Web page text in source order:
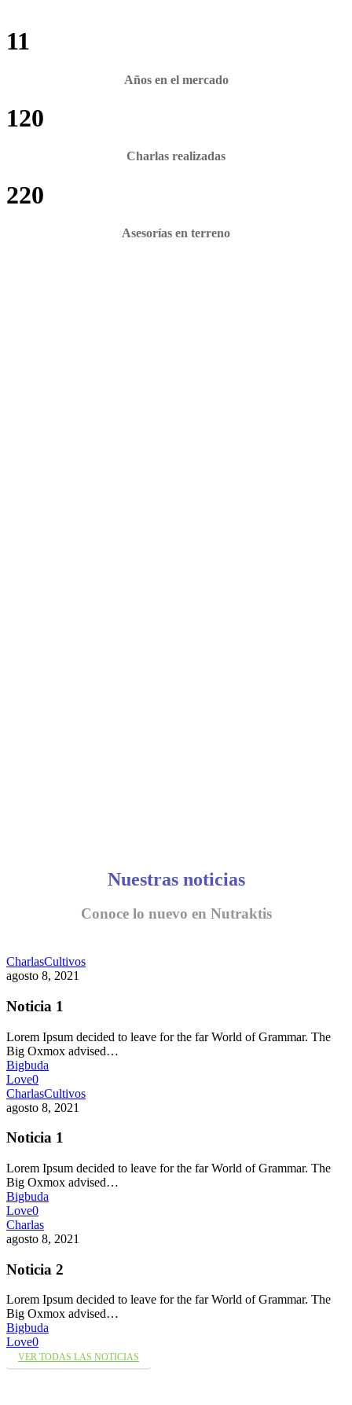
11
Años en el mercado
120
Charlas realizadas
220
Asesorías en terreno
Nuestras noticias
Conoce lo nuevo en Nutraktis
CharlasCultivos
agosto 8, 2021
Noticia 1
Lorem Ipsum decided to leave for the far World of Grammar. The
Big Oxmox advised…
Bigbuda
Love0
CharlasCultivos
agosto 8, 2021
Noticia 1
Lorem Ipsum decided to leave for the far World of Grammar. The
Big Oxmox advised…
Bigbuda
Love0
Charlas
agosto 8, 2021
Noticia 2
Lorem Ipsum decided to leave for the far World of Grammar. The
Big Oxmox advised…
Bigbuda
Love0
VER TODAS LAS NOTICIAS